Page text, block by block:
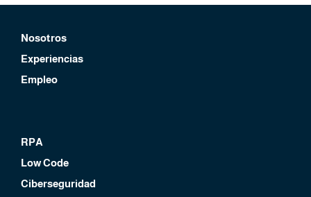
Nosotros
Experiencias
Empleo
RPA
Low Code
Ciberseguridad